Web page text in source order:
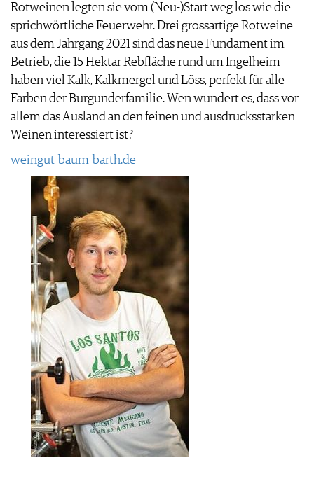
Rotweinen legten sie vom (Neu-)Start weg los wie die
sprichwörtliche Feuerwehr. Drei grossartige Rotweine
aus dem Jahrgang 2021 sind das neue Fundament im
Betrieb, die 15 Hektar Rebfläche rund um Ingelheim
haben viel Kalk, Kalkmergel und Löss, perfekt für alle
Farben der Burgunderfamilie. Wen wundert es, dass vor
allem das Ausland an den feinen und ausdrucksstarken
Weinen interessiert ist?
weingut-baum-barth.de